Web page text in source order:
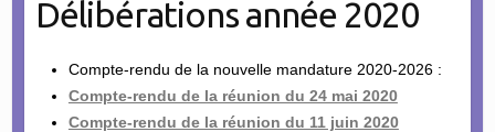
Délibérations année 2020
Compte-rendu de la nouvelle mandature 2020-2026 :
Compte-rendu de la réunion du 24 mai 2020
Compte-rendu de la réunion du 11 juin 2020